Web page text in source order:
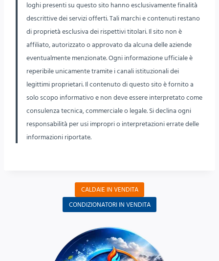
loghi presenti su questo sito hanno esclusivamente finalità
descrittive dei servizi offerti. Tali marchi e contenuti restano
di proprietà esclusiva dei rispettivi titolari. Il sito non è
affiliato, autorizzato o approvato da alcuna delle aziende
eventualmente menzionate. Ogni informazione ufficiale è
reperibile unicamente tramite i canali istituzionali dei
legittimi proprietari. Il contenuto di questo sito è fornito a
solo scopo informativo e non deve essere interpretato come
consulenza tecnica, commerciale o legale. Si declina ogni
responsabilità per usi impropri o interpretazioni errate delle
informazioni riportate.
CALDAIE IN VENDITA
CONDIZIONATORI IN VENDITA